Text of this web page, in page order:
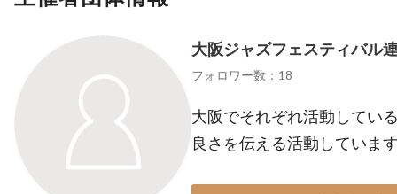
大阪ジャズフェスティバル
フォロワー数：18
大阪でそれぞれ活動してい
良さを伝える活動していま